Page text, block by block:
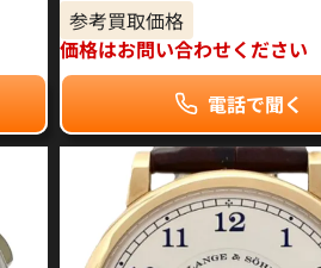
参考買取価格
価格はお問い合わせください
電話で聞く